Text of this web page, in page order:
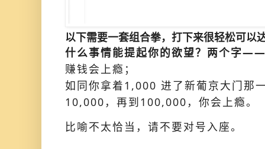
以下需要一套组合拳，打下来很轻松可以
什么事情能提起你的欲望？两个字
赚钱会上瘾；
如同你拿着1,000 进了新葡京大门那
10,000，再到100,000，你会上瘾。
比喻不太恰当，请不要对号入座。